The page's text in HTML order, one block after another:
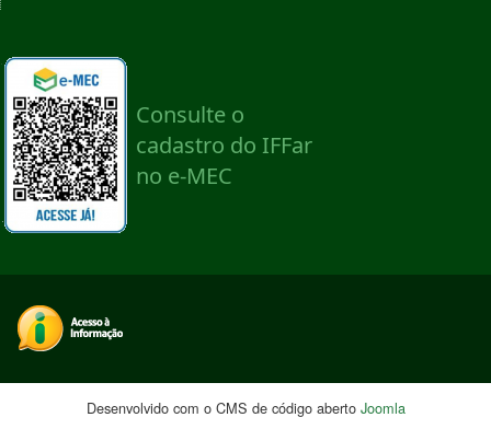
Desenvolvido com o CMS de código aberto Joomla